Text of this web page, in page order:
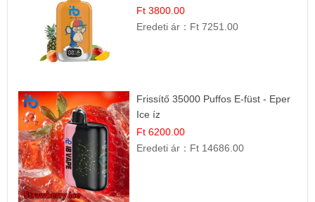
Gyümölcs Íz
Ft 3800.00
Eredeti ár： Ft 7251.00
Frissítő 35000 Puffos E-füst - Eper
Ice íz
Ft 6200.00
Eredeti ár： Ft 14686.00